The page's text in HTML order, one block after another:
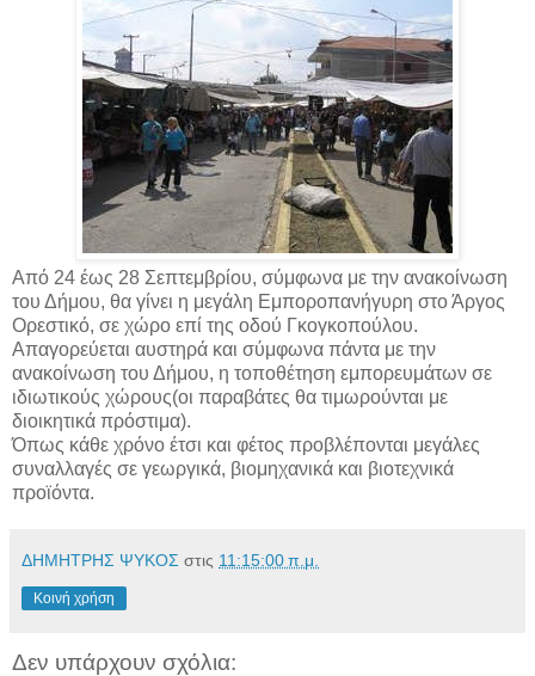
Από 24 έως 28 Σεπτεμβρίου, σύμφωνα με την ανακοίνωση
του Δήμου, θα γίνει η μεγάλη Εμποροπανήγυρη στο Άργος
Ορεστικό, σε χώρο επί της οδού Γκογκοπούλου.
Απαγορεύεται αυστηρά και σύμφωνα πάντα με την
ανακοίνωση του Δήμου, η τοποθέτηση εμπορευμάτων σε
ιδιωτικούς χώρους(οι παραβάτες θα τιμωρούνται με
διοικητικά πρόστιμα).
Όπως κάθε χρόνο έτσι και φέτος προβλέπονται μεγάλες
συναλλαγές σε γεωργικά, βιομηχανικά και βιοτεχνικά
προϊόντα.
ΔΗΜΗΤΡΗΣ ΨΥΚΟΣ στις 11:15:00 π.μ.
Κοινή χρήση
Δεν υπάρχουν σχόλια: